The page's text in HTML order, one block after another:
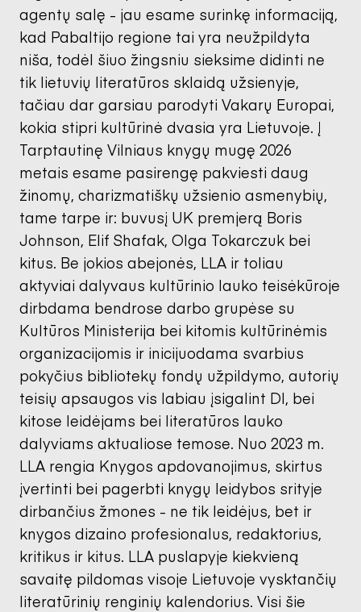
agentų salę - jau esame surinkę informaciją,
kad Pabaltijo regione tai yra neužpildyta
niša, todėl šiuo žingsniu sieksime didinti ne
tik lietuvių literatūros sklaidą užsienyje,
tačiau dar garsiau parodyti Vakarų Europai,
kokia stipri kultūrinė dvasia yra Lietuvoje. Į
Tarptautinę Vilniaus knygų mugę 2026
metais esame pasirengę pakviesti daug
žinomų, charizmatiškų užsienio asmenybių,
tame tarpe ir: buvusį UK premjerą Boris
Johnson, Elif Shafak, Olga Tokarczuk bei
kitus. Be jokios abejonės, LLA ir toliau
aktyviai dalyvaus kultūrinio lauko teisėkūroje
dirbdama bendrose darbo grupėse su
Kultūros Ministerija bei kitomis kultūrinėmis
organizacijomis ir inicijuodama svarbius
pokyčius bibliotekų fondų užpildymo, autorių
teisių apsaugos vis labiau įsigalint DI, bei
kitose leidėjams bei literatūros lauko
dalyviams aktualiose temose. Nuo 2023 m.
LLA rengia Knygos apdovanojimus, skirtus
įvertinti bei pagerbti knygų leidybos srityje
dirbančius žmones - ne tik leidėjus, bet ir
knygos dizaino profesionalus, redaktorius,
kritikus ir kitus. LLA puslapyje kiekvieną
savaitę pildomas visoje Lietuvoje vysktančių
literatūrinių renginių kalendorius. Visi šie